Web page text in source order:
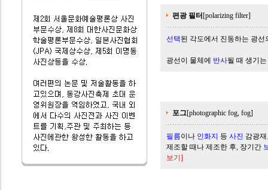
편광 필터 [polarizing filter]
선택된 각도에서 진동하는 광
광선이 물체에 반사될 때 생기는
포그[photographic fog, fog]
필름이나 인화지 등 사진 감광
제조할 때나 제조한 후, 장기간
보기]